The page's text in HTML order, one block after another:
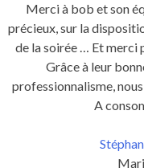
Merci à bob et son
précieux, sur la
de la soirée … Et merci
Grâce à leur
professionnalisme,
A